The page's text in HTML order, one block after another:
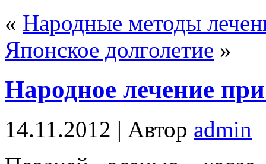
« Народные методы
Японское долголетие »
Народное лечение
14.11.2012 | Автор admin